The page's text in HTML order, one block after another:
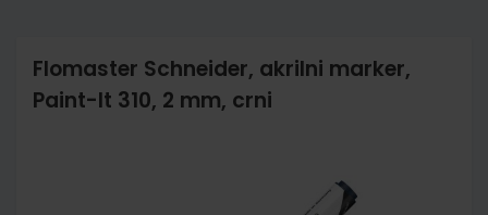
Flomaster Schneider, akrilni marker,
Paint-It 310, 2 mm, crni